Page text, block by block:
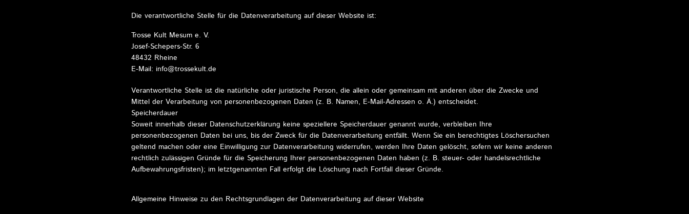
Die verantwortliche Stelle für die Datenverarbeitung auf dieser Website ist:
Trosse Kult Mesum e. V.
Josef-Schepers-Str. 6
48432 Rheine
E-Mail: info@trossekult.de
Verantwortliche Stelle ist die natürliche oder juristische Person, die allein oder gemeinsam mit anderen über die Zwecke und
Mittel der Verarbeitung von personenbezogenen Daten (z. B. Namen, E-Mail-Adressen o. Ä.) entscheidet.
Speicherdauer
Soweit innerhalb dieser Datenschutzerklärung keine speziellere Speicherdauer genannt wurde, verbleiben Ihre
personenbezogenen Daten bei uns, bis der Zweck für die Datenverarbeitung entfällt. Wenn Sie ein berechtigtes Löschersuchen
geltend machen oder eine Einwilligung zur Datenverarbeitung widerrufen, werden Ihre Daten gelöscht, sofern wir keine anderen
rechtlich zulässigen Gründe für die Speicherung Ihrer personenbezogenen Daten haben (z. B. steuer- oder handelsrechtliche
Aufbewahrungsfristen); im letztgenannten Fall erfolgt die Löschung nach Fortfall dieser Gründe.
Allgemeine Hinweise zu den Rechtsgrundlagen der Datenverarbeitung auf dieser Website